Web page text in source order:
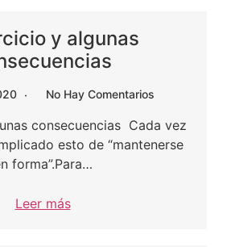
y algunas
No Hay Comentarios
consecuencias Cada vez
esto de “mantenerse
forma”.Para…
Leer más